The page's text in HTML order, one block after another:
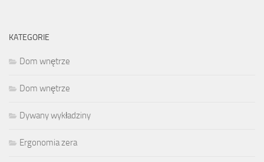
KATEGORIE
Dom wnętrze
Dom wnętrze
Dywany wykładziny
Ergonomia zera